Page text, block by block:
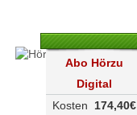
Abo Hörzu
Digital
174,40€
Kosten